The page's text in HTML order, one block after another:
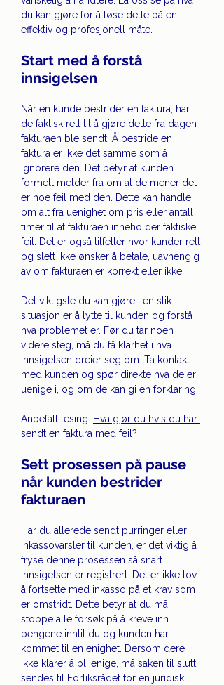
du kan gjøre for å løse dette på en
effektiv og profesjonell måte.
Start med å forstå
innsigelsen
Når en kunde bestrider en faktura, har
de faktisk rett til å gjøre dette fra dagen
fakturaen ble sendt. Å bestride en
faktura er ikke det samme som å
ignorere den. Det betyr at kunden
formelt melder fra om at de mener det
er noe feil med den. Dette kan handle
om alt fra uenighet om pris eller antall
timer til at fakturaen inneholder faktiske
feil. Det er også tilfeller hvor kunder rett
og slett ikke ønsker å betale, uavhengig
av om fakturaen er korrekt eller ikke.
Det viktigste du kan gjøre i en slik
situasjon er å lytte til kunden og forstå
hva problemet er. Før du tar noen
videre steg, må du få klarhet i hva
innsigelsen dreier seg om. Ta kontakt
med kunden og spør direkte hva de er
uenige i, og om de kan gi en forklaring.
Anbefalt lesing: Hva gjør du hvis du har
sendt en faktura med feil?
Sett prosessen på pause
når kunden bestrider
fakturaen
Har du allerede sendt purringer eller
inkassovarsler til kunden, er det viktig å
fryse denne prosessen så snart
innsigelsen er registrert. Det er ikke lov
å fortsette med inkasso på et krav som
er omstridt. Dette betyr at du må
stoppe alle forsøk på å kreve inn
pengene inntil du og kunden har
kommet til en enighet. Dersom dere
ikke klarer å bli enige, må saken til slutt
sendes til Forliksrådet for en juridisk